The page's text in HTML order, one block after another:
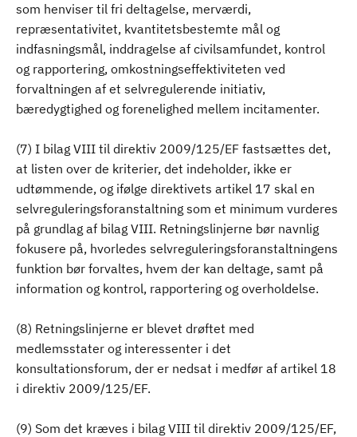
som henviser til fri deltagelse, merværdi,
repræsentativitet, kvantitetsbestemte mål og
indfasningsmål, inddragelse af civilsamfundet, kontrol
og rapportering, omkostningseffektiviteten ved
forvaltningen af et selvregulerende initiativ,
bæredygtighed og forenelighed mellem incitamenter.
(7) I bilag VIII til direktiv 2009/125/EF fastsættes det,
at listen over de kriterier, det indeholder, ikke er
udtømmende, og ifølge direktivets artikel 17 skal en
selvreguleringsforanstaltning som et minimum vurderes
på grundlag af bilag VIII. Retningslinjerne bør navnlig
fokusere på, hvorledes selvreguleringsforanstaltningens
funktion bør forvaltes, hvem der kan deltage, samt på
information og kontrol, rapportering og overholdelse.
(8) Retningslinjerne er blevet drøftet med
medlemsstater og interessenter i det
konsultationsforum, der er nedsat i medfør af artikel 18
i direktiv 2009/125/EF.
(9) Som det kræves i bilag VIII til direktiv 2009/125/EF,